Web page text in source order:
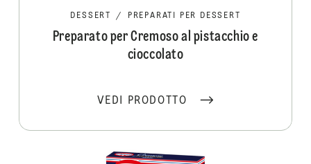
DESSERT / PREPARATI PER DESSERT
Preparato per Cremoso al pistacchio e
cioccolato
VEDI PRODOTTO